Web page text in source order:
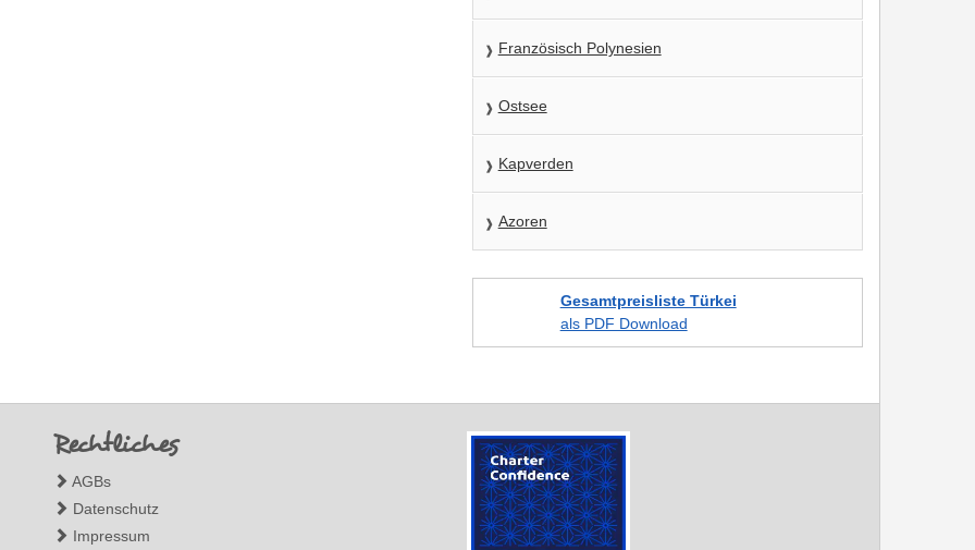
Französisch Polynesien
Ostsee
Kapverden
Azoren
Gesamtpreisliste Türkei
als PDF Download
Rechtliches
AGBs
Datenschutz
Impressum